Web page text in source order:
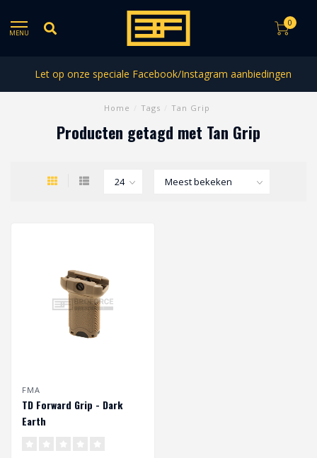
MENU
0
Let op onze speciale Facebook/Instagram aanbiedingen
Home Tags Tan Grip
Producten getagd met Tan Grip
FMA
TD Forward Grip - Dark
Earth